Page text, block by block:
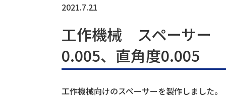
2021.7.21
工作機械 スペーサ
0.005、直角度0.005
工作機械向けのスペーサーを製作しました。